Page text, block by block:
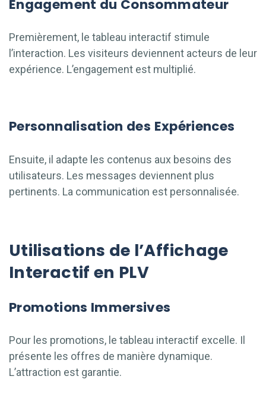
Engagement du Consommateur
Premièrement, le tableau interactif stimule
l’interaction. Les visiteurs deviennent acteurs de leur
expérience. L’engagement est multiplié.
Personnalisation des Expériences
Ensuite, il adapte les contenus aux besoins des
utilisateurs. Les messages deviennent plus
pertinents. La communication est personnalisée.
Utilisations de l’Affichage
Interactif en PLV
Promotions Immersives
Pour les promotions, le tableau interactif excelle. Il
présente les offres de manière dynamique.
L’attraction est garantie.